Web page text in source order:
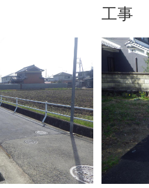
工事